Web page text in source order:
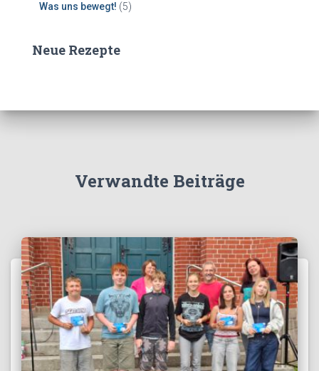
Was uns bewegt! (5)
Neue Rezepte
Verwandte Beiträge